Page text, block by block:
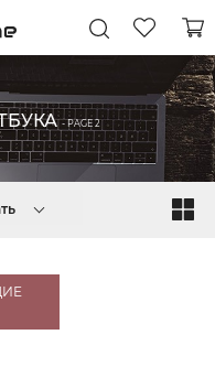
- PAGE 2